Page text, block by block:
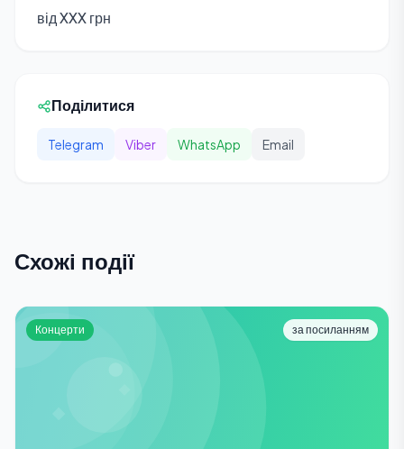
від XXX грн
Поділитися
Telegram Viber WhatsApp Email
Схожі події
Концерти за посиланням